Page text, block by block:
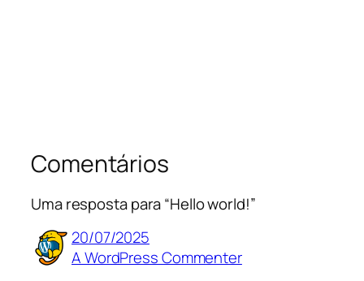
Comentários
Uma resposta para “Hello world!”
20/07/2025
A WordPress Commenter